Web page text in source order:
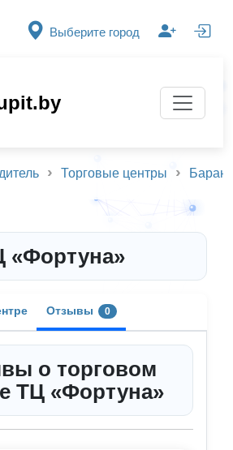
Выберите город
Торговые центры
«Фортуна»
Отзывы 0
о торговом
ТЦ «Фортуна»